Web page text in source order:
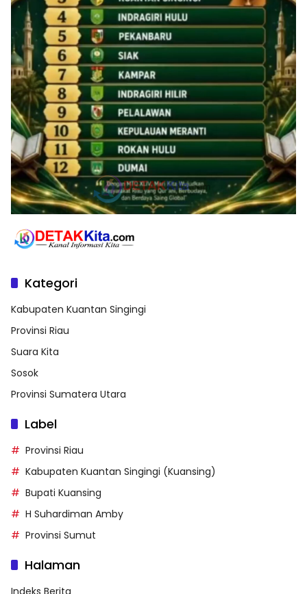
Kategori
Kabupaten Kuantan Singingi
Provinsi Riau
Suara Kita
Sosok
Provinsi Sumatera Utara
Label
Provinsi Riau
Kabupaten Kuantan Singingi (Kuansing)
Bupati Kuansing
H Suhardiman Amby
Provinsi Sumut
Halaman